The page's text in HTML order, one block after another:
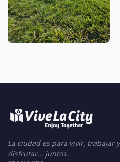
La ciudad es para vivir, trabajar y
disfrutar... juntos.